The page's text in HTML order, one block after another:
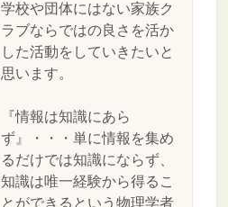
学校や団体にはない家族ク
ラブならではの良さを活か
した活動をしていきたいと
思います。
『情報は知識にあら
ず』・・・単に情報を集め
るだけでは知識にならず、
知識は唯一経験から得るこ
とができるという物理学者